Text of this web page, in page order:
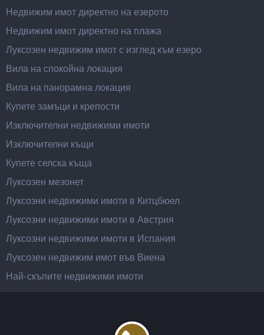
Недвижим имот директно на езерото
Недвижим имот директно на плажа
Луксозен недвижим имот с изглед към езеро
Вила на спокойна локация
Вила на панорамна локация
Купете замъци и крепости
Изключителни недвижими имоти
Изключителни къщи
Купете селска къща
Луксозен мезонет
Луксозни недвижими имоти в Китцбюел
Луксозни недвижими имоти в Австрия
Луксозни недвижими имоти в Испания
Луксозен недвижим имот във Виена
Най-скъпите недвижими имоти